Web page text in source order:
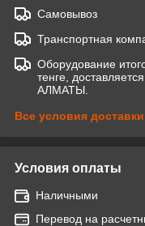
Самовывоз
Транспортная
Оборудование
тенге,
АЛМАТЫ.
Все условия доставки
Условия оплаты
Наличными
Перевод на